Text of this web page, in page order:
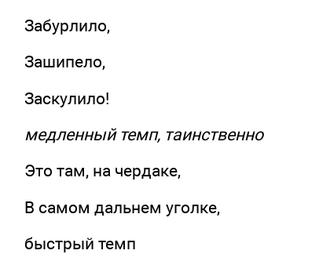
Забурлило,
Зашипело,
Заскулило!
медленный темп, таинственно
Это там, на чердаке,
В самом дальнем уголке,
быстрый темп